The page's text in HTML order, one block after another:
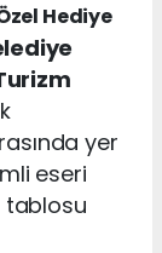
Hediye
yer
eseri
tablosu